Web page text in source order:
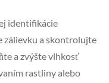
identifikácie
zálievku a skontrolujte
a zvýšte vlhkosť
rastliny alebo